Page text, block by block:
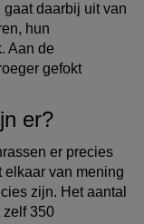
daarbij uit van
hun
Aan de
gefokt
er?
er precies
elkaar van mening
zijn. Het aantal
zelf 350